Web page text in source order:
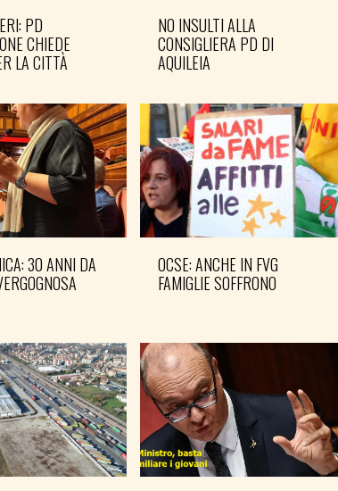
PD
CHIEDE
LA CITTÀ
NO INSULTI ALLA
CONSIGLIERA PD DI
AQUILEIA
30 ANNI DA
OCSE: ANCHE IN FVG
FAMIGLIE SOFFRONO